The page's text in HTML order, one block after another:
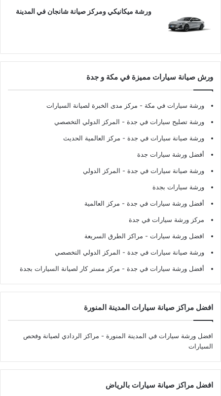
ورشة ميكانيكي ومركز صيانة شانجان في المدينة
ورش صيانة سيارات مميزة في مكة و جدة
ورشة سيارات في مكة - مركز مدى الخبرة لصيانة السيارات
ورشة تصليح سيارات في جدة - المركز الدولي التخصصي
ورشة صيانة سيارات في جدة - مركز العالمية الحديث
أفضل ورشة سيارات جدة
ورشة صيانة سيارات في جدة - المركز الدولي
ورشة سيارات بجدة
أفضل ورشة سيارات في جدة - مركز العالمية
مركز ورشة سيارات في جدة
افضل ورشة سيارات - مراكز الطرق السريعة
ورشة صيانة سيارات في جدة - المركز الدولي التخصصي
أفضل ورشة سيارات في جدة - مركز مستر كار لصيانة السيارات بجدة
افضل مراكز صيانة سيارات المدينة المنورة
افضل ورشة سيارات في المدينة المنورة - مراكز الردادي لصيانة وفحص
السيارات
افضل مراكز صيانة سيارات بالرياض